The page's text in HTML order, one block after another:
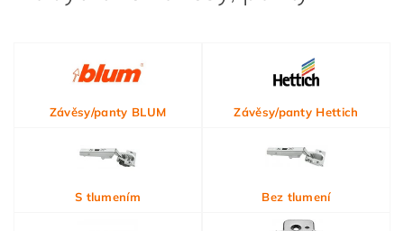
Závěsy/panty BLUM Závěsy/panty Hettich
S tlumením Bez tlumení